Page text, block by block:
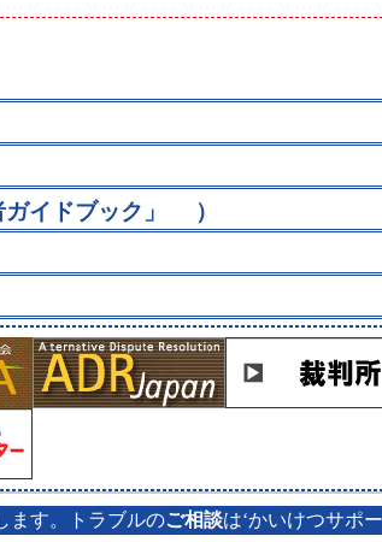
ガイドブック」
）
ます。トラブルのご相談は‘かいけつサポー